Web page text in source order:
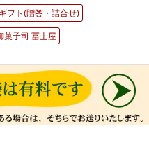
フト(贈答・詰合せ)
菓子司 冨士屋